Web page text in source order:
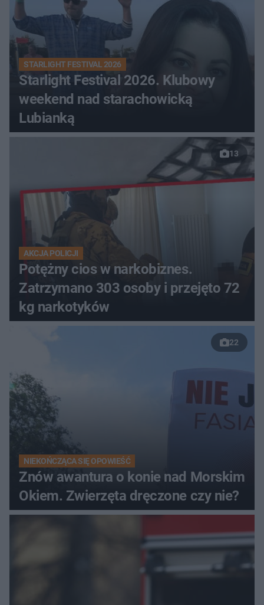
STARLIGHT FESTIVAL 2026
Starlight Festival 2026. Klubowy
weekend nad starachowicką
Lubianką
13
AKCJA POLICJI
Potężny cios w narkobiznes.
Zatrzymano 303 osoby i przejęto 72
kg narkotyków
22
NIEKOŃCZĄCA SIĘ OPOWIEŚĆ
Znów awantura o konie nad Morskim
Okiem. Zwierzęta dręczone czy nie?